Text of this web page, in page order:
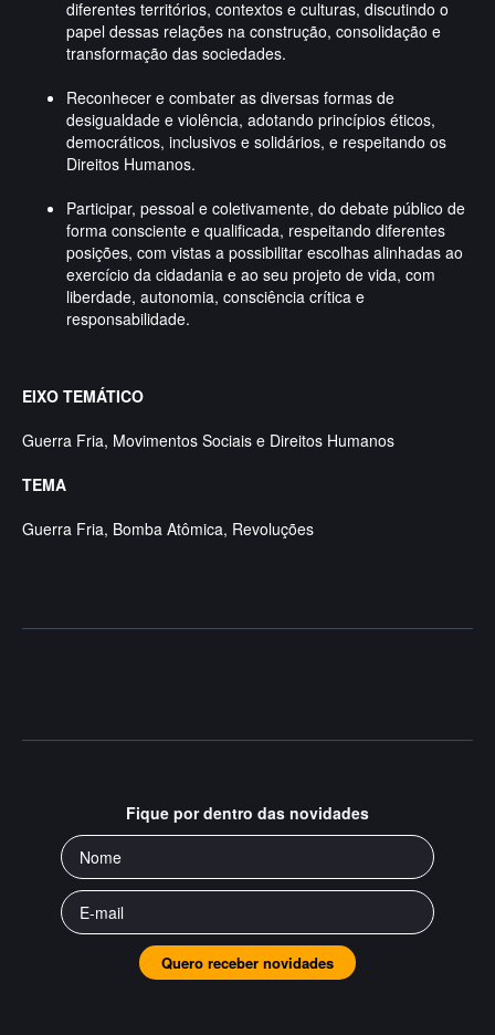
diferentes territórios, contextos e culturas, discutindo o
papel dessas relações na construção, consolidação e
transformação das sociedades.
Reconhecer e combater as diversas formas de
desigualdade e violência, adotando princípios éticos,
democráticos, inclusivos e solidários, e respeitando os
Direitos Humanos.
Participar, pessoal e coletivamente, do debate público de
forma consciente e qualificada, respeitando diferentes
posições, com vistas a possibilitar escolhas alinhadas ao
exercício da cidadania e ao seu projeto de vida, com
liberdade, autonomia, consciência crítica e
responsabilidade.
EIXO TEMÁTICO
Guerra Fria, Movimentos Sociais e Direitos Humanos
TEMA
Guerra Fria, Bomba Atômica, Revoluções
Fique por dentro das novidades
Quero receber novidades